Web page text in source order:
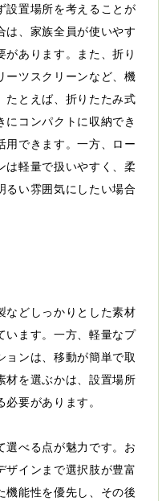
設置場所を考えることが
は、家族全員が使いやす
があります。また、折り
ーツスクリーンなど、機
たとえば、折りたたみ式
にコンパクトに収納でき
用できます。一方、ロー
は軽量で扱いやすく、柔
るい雰囲気にしたい場合
などしっかりとした素材
います。一方、軽量なプ
ョンは、移動が簡単で取
材を選ぶかは、設置場所
要があります。
選べる点が魅力です。お
ザインまで選択肢が豊富
機能性を優先し、その後